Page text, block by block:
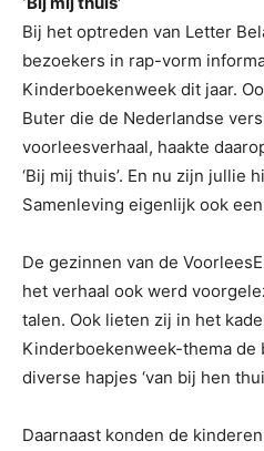
Bij het optreden van Letter
bezoekers in rap-vorm
Kinderboekenweek dit jaar.
Buter die de Nederlandse
voorleesverhaal, haakte
‘Bij mij thuis’. En nu zijn jullie
Samenleving eigenlijk ook
De gezinnen van de
het verhaal ook werd
talen. Ook lieten zij in het
Kinderboekenweek-thema de
diverse hapjes ‘van bij hen
Daarnaast konden de